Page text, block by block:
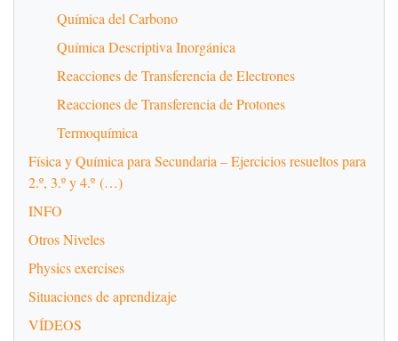
Química del Carbono
Química Descriptiva Inorgánica
Reacciones de Transferencia de Electrones
Reacciones de Transferencia de Protones
Termoquímica
Física y Química para Secundaria – Ejercicios resueltos para
2.º, 3.º y 4.º (…)
INFO
Otros Niveles
Physics exercises
Situaciones de aprendizaje
VÍDEOS